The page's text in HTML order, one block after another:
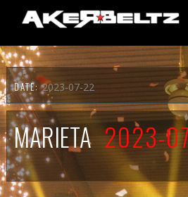
DATE:2023-07-22
MARIETA2023-